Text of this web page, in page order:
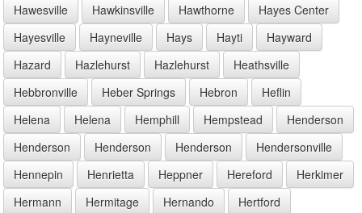
Hawesville
Hawkinsville Hawthorne
Hayes Center
Hayesville
Hayneville Hays Hayti
Hayward
Hazard
Hazlehurst Hazlehurst
Heathsville
Hebbronville
Heber Springs Hebron
Heflin
Helena
Helena Hemphill Hempstead
Henderson
Henderson
Henderson Henderson
Hendersonville
Hennepin
Henrietta Heppner Hereford
Herkimer
Hermann
Hermitage Hernando
Hertford